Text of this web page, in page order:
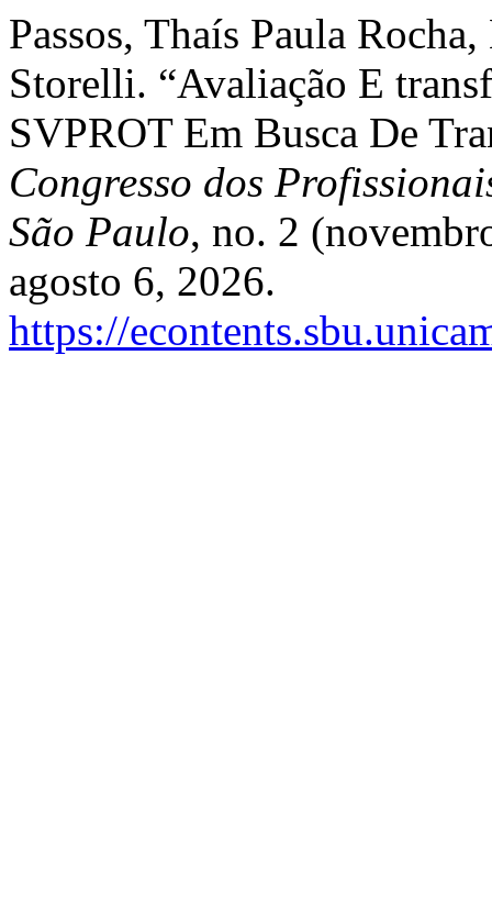
Passos, Thaís Paula
Storelli. “Avaliação E
SVPROT Em Busca De
Congresso dos
São Paulo, no. 2
agosto 6, 2026.
https://